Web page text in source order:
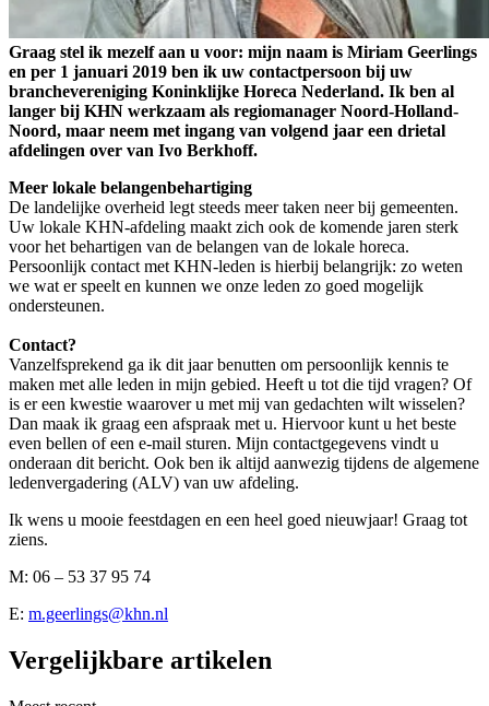
Graag stel ik mezelf aan u voor: mijn naam is Miriam Geerlings
en per 1 januari 2019 ben ik uw contactpersoon bij uw
branchevereniging Koninklijke Horeca Nederland. Ik ben al
langer bij KHN werkzaam als regiomanager Noord-Holland-
Noord, maar neem met ingang van volgend jaar een drietal
afdelingen over van Ivo Berkhoff.
Meer lokale belangenbehartiging
De landelijke overheid legt steeds meer taken neer bij gemeenten.
Uw lokale KHN-afdeling maakt zich ook de komende jaren sterk
voor het behartigen van de belangen van de lokale horeca.
Persoonlijk contact met KHN-leden is hierbij belangrijk: zo weten
we wat er speelt en kunnen we onze leden zo goed mogelijk
ondersteunen.
Contact?
Vanzelfsprekend ga ik dit jaar benutten om persoonlijk kennis te
maken met alle leden in mijn gebied. Heeft u tot die tijd vragen? Of
is er een kwestie waarover u met mij van gedachten wilt wisselen?
Dan maak ik graag een afspraak met u. Hiervoor kunt u het beste
even bellen of een e-mail sturen. Mijn contactgegevens vindt u
onderaan dit bericht. Ook ben ik altijd aanwezig tijdens de algemene
ledenvergadering (ALV) van uw afdeling.
Ik wens u mooie feestdagen en een heel goed nieuwjaar! Graag tot
ziens.
M: 06 – 53 37 95 74
E: m.geerlings@khn.nl
Vergelijkbare artikelen